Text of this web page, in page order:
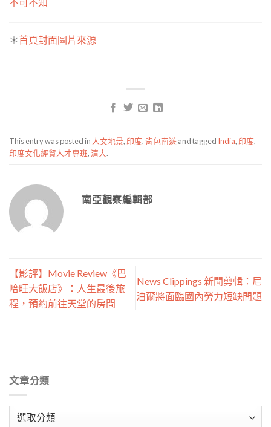
不可不知
＊首頁封面圖片來源
This entry was posted in 人文地景, 印度,背包南遊and tagged India, 印度,
印度文化經貿人才專班,清大.
南亞觀察編輯部
【影評】Movie Review《巴
哈旺大飯店》：人生最後旅
程，預約前往天堂的房間
News Clippings 新聞剪輯：尼
泊爾將面臨國內勞力短缺問題
文章分類